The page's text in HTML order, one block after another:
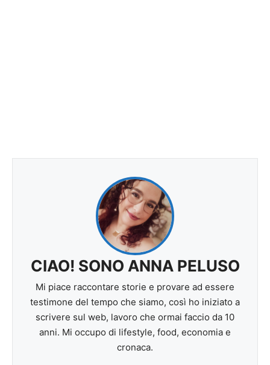
CIAO! SONO ANNA PELUSO
Mi piace raccontare storie e provare ad essere
testimone del tempo che siamo, così ho iniziato a
scrivere sul web, lavoro che ormai faccio da 10
anni. Mi occupo di lifestyle, food, economia e
cronaca.